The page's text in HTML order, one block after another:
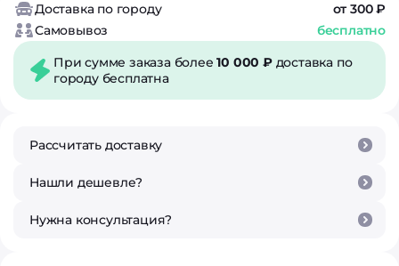
Доставка по городу
от 300 ₽
Самовывоз
бесплатно
При сумме заказа более10 000 ₽доставка по
городу бесплатна
Рассчитать доставку
Нашли дешевле?
Нужна консультация?